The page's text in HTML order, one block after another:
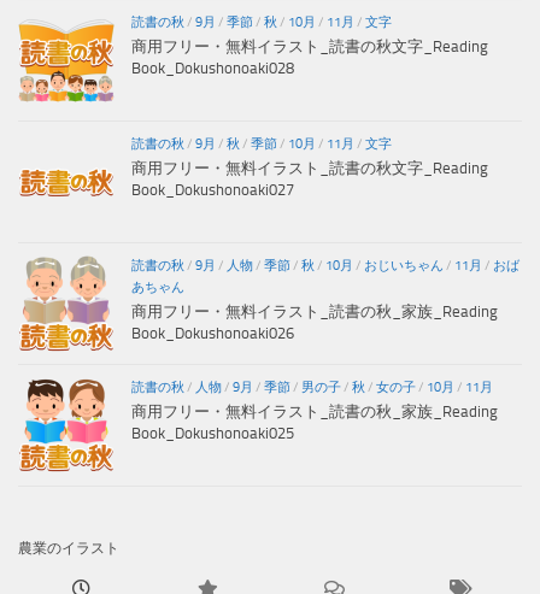
読書の秋 / 9月 / 季節 / 秋 / 10月 / 11月 / 文字
商用フリー・無料イラスト_読書の秋文字_Reading
Book_Dokushonoaki028
読書の秋 / 9月 / 秋 / 季節 / 10月 / 11月 / 文字
商用フリー・無料イラスト_読書の秋文字_Reading
Book_Dokushonoaki027
読書の秋 / 9月 / 人物 / 季節 / 秋 / 10月 / おじいちゃん / 11月 / おば
あちゃん
商用フリー・無料イラスト_読書の秋_家族_Reading
Book_Dokushonoaki026
読書の秋 / 人物 / 9月 / 季節 / 男の子 / 秋 / 女の子 / 10月 / 11月
商用フリー・無料イラスト_読書の秋_家族_Reading
Book_Dokushonoaki025
農業のイラスト